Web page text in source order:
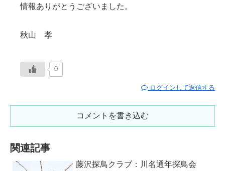
情報ありがとうございました。
秋山 孝
0
ログインして返信する
コメントを書き込む
関連記事
藤沢探鳥クラブ：川名通年探鳥会